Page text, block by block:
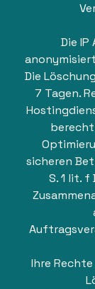
Die
Die
7 Tagen.
sicheren
S. 1 lit. f
Ihre